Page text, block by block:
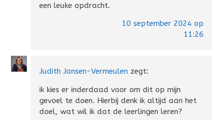
een leuke opdracht.
10 september 2024 op
11:26
Judith Jansen-Vermeulen zegt:
ik kies er inderdaad voor om dit op mijn
gevoel te doen. Hierbij denk ik altijd aan het
doel, wat wil ik dat de leerlingen leren?